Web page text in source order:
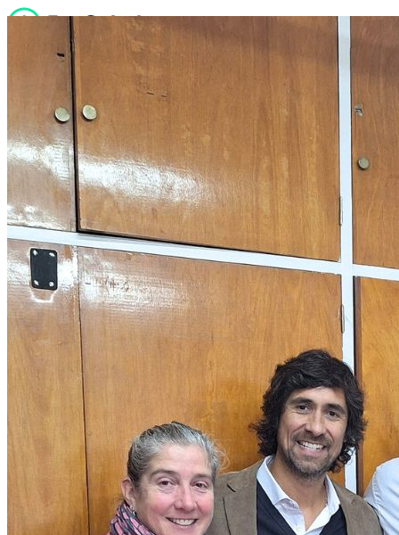
Quiénes somos Servicios Noticias Sucursales
Trabaja con nosotros